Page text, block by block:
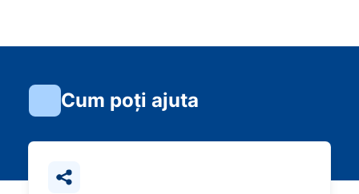
Cum poți ajuta